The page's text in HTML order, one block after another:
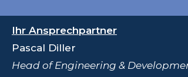
Ihr Ansprechpartner
Pascal Diller
Head of Engineering &